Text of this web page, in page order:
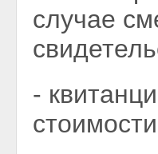
случае
-